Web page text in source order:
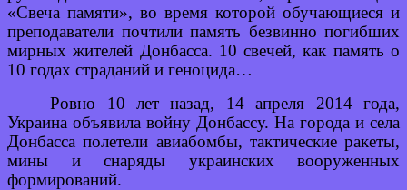
«Свеча памяти», во время которой обучающиеся и
преподаватели почтили память безвинно погибших
мирных жителей Донбасса. 10 свечей, как память о
10 годах страданий и геноцида…
Ровно 10 лет назад, 14 апреля 2014 года,
Украина объявила войну Донбассу. На города и села
Донбасса полетели авиабомбы, тактические ракеты,
мины и снаряды украинских вооруженных
формирований.